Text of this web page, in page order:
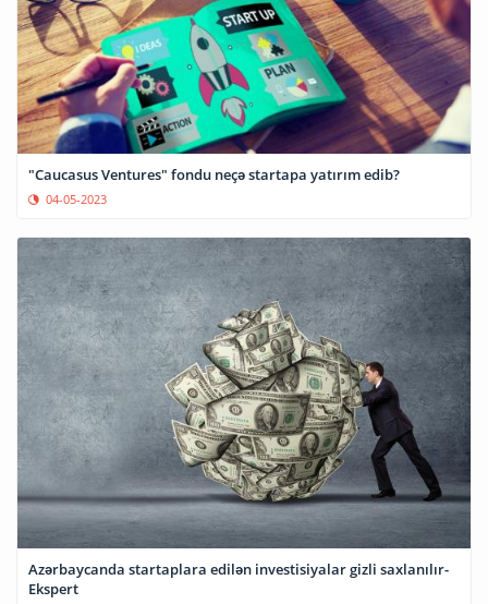
"Caucasus Ventures" fondu neçə startapa yatırım edib?
04-05-2023
Azərbaycanda startaplara edilən investisiyalar gizli saxlanılır-
Ekspert